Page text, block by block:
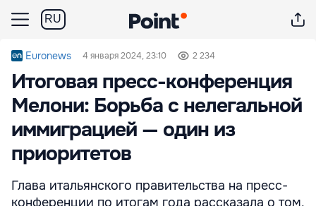
RU
Euronews 4 января 2024, 23:10 2 234
Итоговая пресс-конференция
Мелони: Борьба с нелегальной
иммиграцией — один из
приоритетов
Глава итальянского правительства на пресс-
конференции по итогам года рассказала о том,